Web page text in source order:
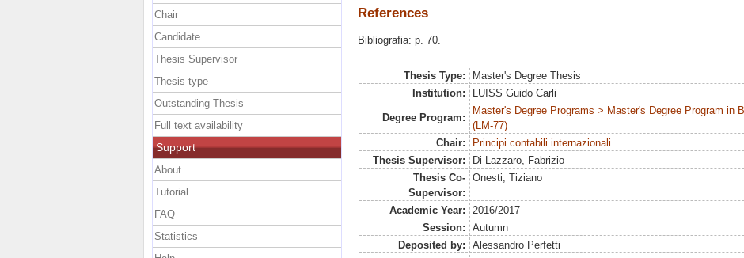
References
Bibliografia: p. 70.
Thesis Type:
Master's Degree Thesis
Institution:
LUISS Guido Carli
Degree Program:
Master's Degree Programs > Master's Degree Program in
(LM-77)
Chair:
Principi contabili internazionali
Thesis Supervisor:
Di Lazzaro, Fabrizio
Thesis Co-
Supervisor:
Onesti, Tiziano
Academic Year:
2016/2017
Session:
Autumn
Deposited by:
Alessandro Perfetti
Chair
Candidate
Thesis Supervisor
Thesis type
Outstanding Thesis
Full text availability
Support
About
Tutorial
FAQ
Statistics